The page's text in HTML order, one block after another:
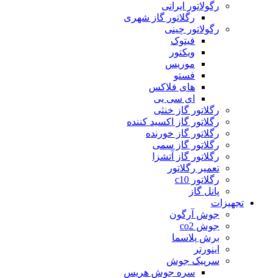
رگولاتور ایرانی
رگلاتور گاز شهری
رگولاتور چینی
فیتوک
ویکتور
موریس
فستو
های فلاکس
ای سی یی
رگلاتور گاز خنثی
رگلاتور گاز اکسید کننده
رگلاتور گاز خورنده
رگلاتور گاز سمی
رگلاتور گاز آتشزا
تعمیر رگلاتور
رگلاتور c10
پانل گاز
تجهیزات
جوش آرگون
جوش co2
برش پلاسما
اینورتر
سرپیک جوش
سره جوش هریس